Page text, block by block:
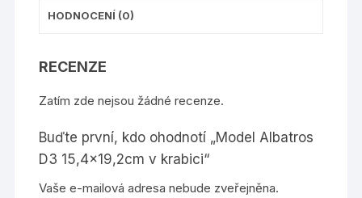
HODNOCENÍ (0)
RECENZE
Zatím zde nejsou žádné recenze.
Buďte první, kdo ohodnotí „Model Albatros
D3 15,4×19,2cm v krabici“
Vaše e-mailová adresa nebude zveřejněna.